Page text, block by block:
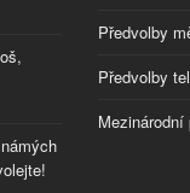
Předvolby
Předvolby